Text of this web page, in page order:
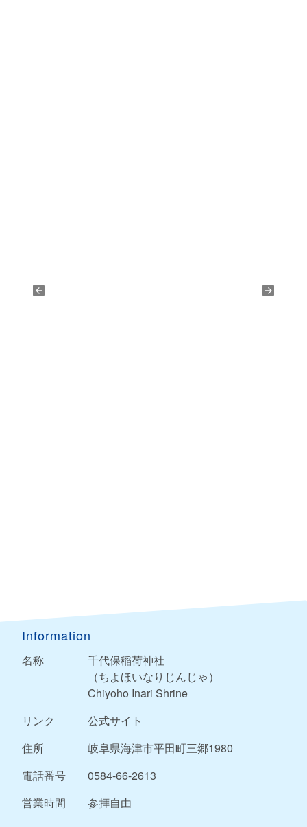
Information
名称
千代保稲荷神社
（ちよほいなりじんじゃ）
Chiyoho Inari Shrine
リンク
公式サイト
住所
岐阜県海津市平田町三郷1980
電話番号
0584-66-2613
営業時間
参拝自由